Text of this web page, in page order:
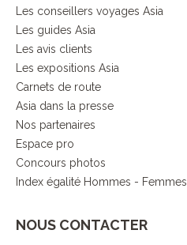
Les conseillers voyages Asia
Les guides Asia
Les avis clients
Les expositions Asia
Carnets de route
Asia dans la presse
Nos partenaires
Espace pro
Concours photos
Index égalité Hommes - Femmes
NOUS CONTACTER